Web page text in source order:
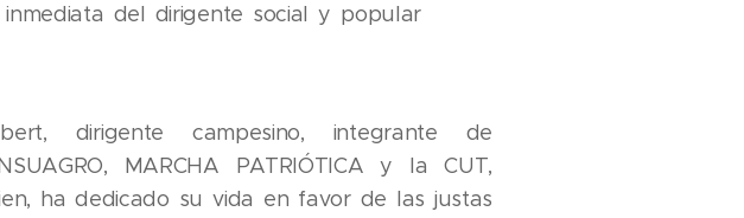
del dirigente social y popular
dirigente campesino, integrante de
MARCHA PATRIÓTICA y la CUT,
ha dedicado su vida en favor de las justas